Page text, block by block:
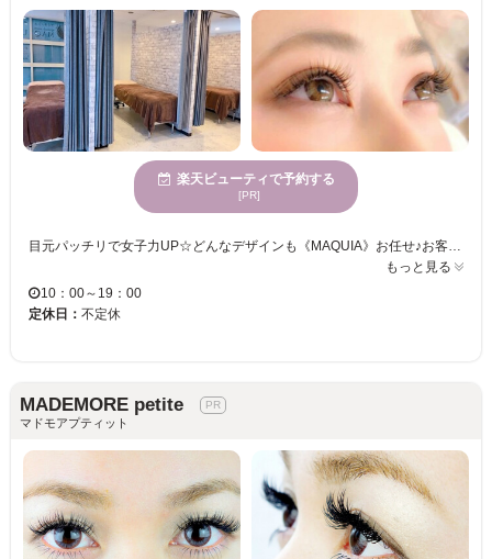
楽天ビューティで予約する
[PR]
もっと見る
10：00～19：00
定休日： 不定休
MADEMORE petite
マドモアプティット